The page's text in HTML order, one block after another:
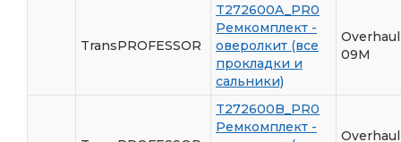
TransPROFESSOR
T272600A_PR0
Ремкомплект -
оверолкит (все
прокладки и
сальники)
09M
T272600B_PR0
Ремкомплект -